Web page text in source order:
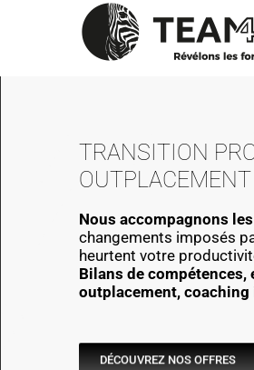
contenu
TRANSITION
OUTPLACEMENT
Nous accompagnons
changements imposés
heurtent votre
Bilans de
outplacement,
DÉCOUVREZ NOS OFFRES